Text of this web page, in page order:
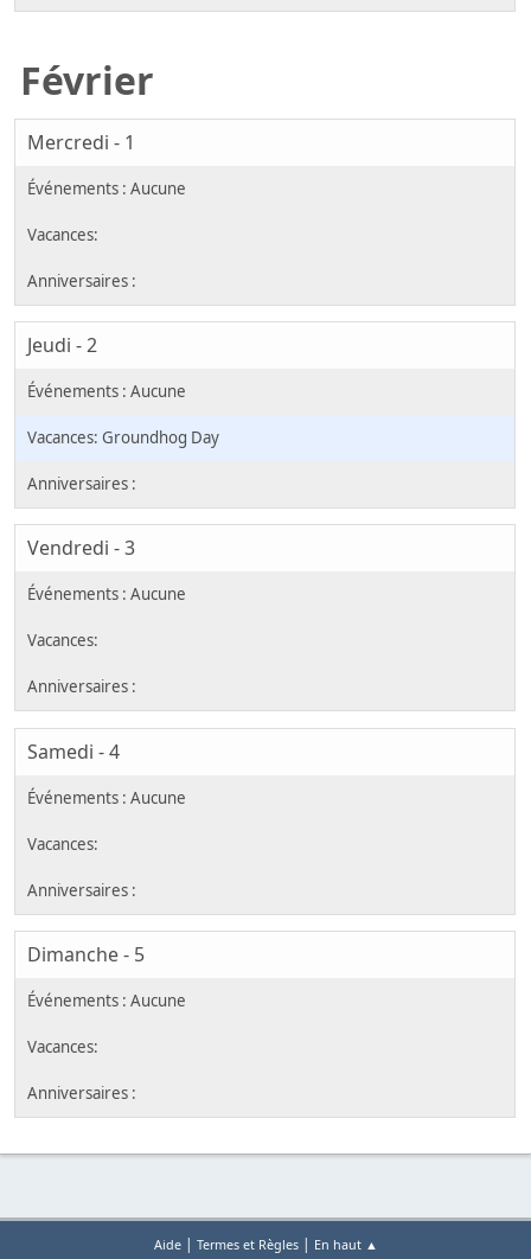
Février
Mercredi - 1
Jeudi - 2
Groundhog Day
Vendredi - 3
Samedi - 4
Dimanche - 5
Aide| Termes et Règles| En haut ▲